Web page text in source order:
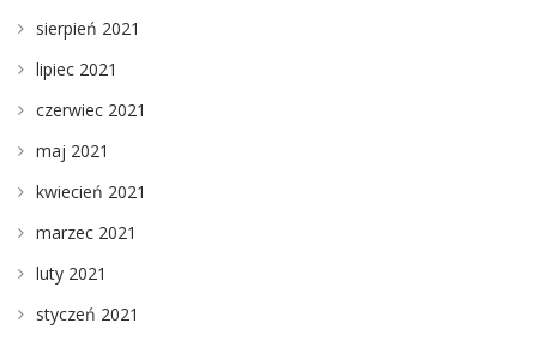
sierpień 2021
lipiec 2021
czerwiec 2021
maj 2021
kwiecień 2021
marzec 2021
luty 2021
styczeń 2021